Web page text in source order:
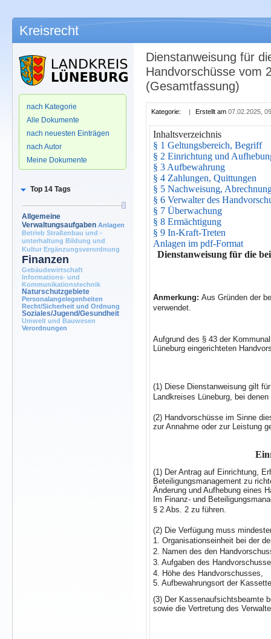
Kreisrecht
nach Kategorie
Alle Dokumente
nach neuesten Einträgen
nach Autor
Meine Dokumente
Top 14 Tags
Allgemeine
Verwaltungsaufgaben Anlagen
Betrieb Straßenbau und -
unterhaltung Bildung und
Kultur Ergänzungsverordnung
Finanzen
Gebäudewirtschaft
Informations- und
Kommunikationstechnik
Naturschutzgebiete
Personalangelegenheiten
Recht/Sicherheit und Ordnung
Soziales/Jugend/Gesundheit
Umwelt und Bauwesen
Verordnungen
Dienstanweisung für
Handvorschüsse vom
(Gesamtfassung)
Kategorie: | Erstellt am 07.02.2025,
Inhaltsverzeichnis
§ 1 Geltungsbereich, Begriff
§ 2 Einrichtung und
§ 3 Aufbewahrung
§ 4 Zahlungen, Quittungen
§ 5 Nachweisung,
§ 6 Verwalter des
§ 7 Überwachung
§ 8 Ermächtigung
§ 9 In-Kraft-Treten
Anlagen im pdf-Format
Dienstanweisung für die
Anmerkung: Aus Gründen der
verwendet.
Aufgrund des § 43 der
Lüneburg eingerichteten
(1) Diese Dienstanweisung gilt
Landkreises Lüneburg, bei
(2) Handvorschüsse im Sinne
zur Annahme oder zur Leistung
(1) Der Antrag auf Einrichtung,
Beteiligungsmanagement zu
Änderung und Aufhebung eines
Im Finanz- und
§ 2 Abs. 2 zu führen.
(2) Die Verfügung muss
1. Organisationseinheit bei der
2. Namen des den
3. Aufgaben des
4. Höhe des Handvorschusses,
5. Aufbewahrungsort der
(3) Der Kassenaufsichtsbeamte
sowie die Vertretung des